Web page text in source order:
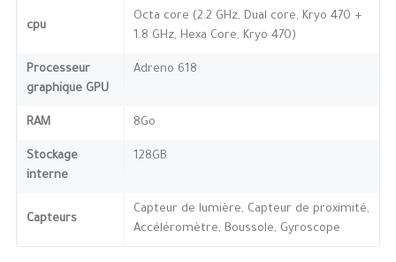
cpu
Octa core (2.2 GHz, Dual core, Kryo 470 +
1.8 GHz, Hexa Core, Kryo 470)
Processeur
graphique GPU
Adreno 618
RAM 8Go
Stockage
interne
128GB
Capteurs
Capteur de lumière, Capteur de proximité,
Accéléromètre, Boussole, Gyroscope